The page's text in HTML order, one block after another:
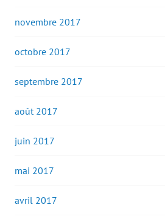
novembre 2017
octobre 2017
septembre 2017
août 2017
juin 2017
mai 2017
avril 2017